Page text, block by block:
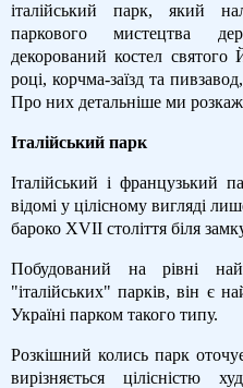
італійський парк, який
паркового мистецтва
декорований костел
році, корчма-заїзд та
Про них детальніше ми
Італійський парк
Італійський і французький
відомі у цілісному вигляді
бароко XVII століття біля
Побудований на рівні
"італійських" парків, він є
Україні парком такого типу.
Розкішний колись парк
вирізняється цілісністю